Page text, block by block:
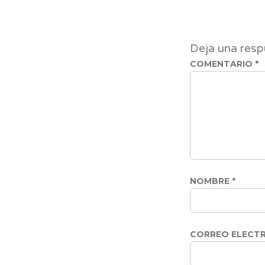
Deja una
COMENTARIO *
NOMBRE *
CORREO